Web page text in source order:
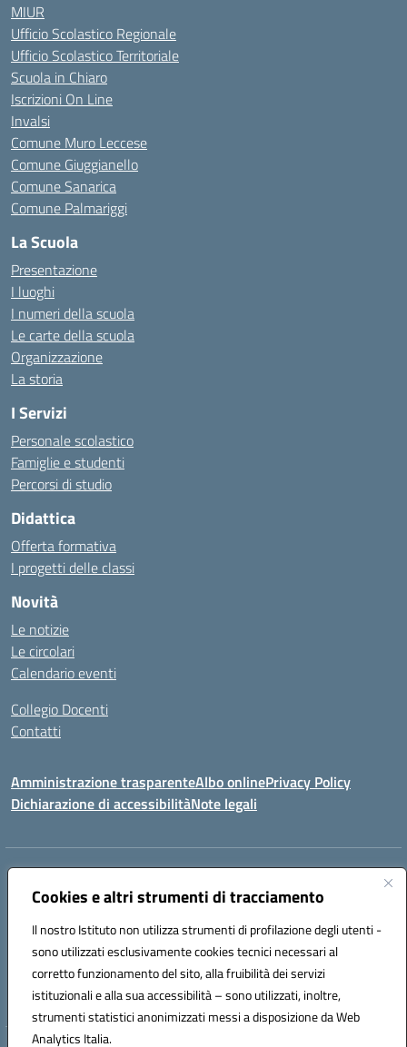
Cookies e altri strumenti di tracciamento
Il nostro Istituto non utilizza strumenti di profilazione degli utenti -
sono utilizzati esclusivamente cookies tecnici necessari al
corretto funzionamento del sito, alla fruibilità dei servizi
istituzionali e alla sua accessibilità – sono utilizzati, inoltre,
strumenti statistici anonimizzati messi a disposizione da Web
Analytics Italia.
MIUR
Ufficio Scolastico Regionale
Ufficio Scolastico Territoriale
Scuola in Chiaro
Iscrizioni On Line
Invalsi
Comune Muro Leccese
Comune Giuggianello
Comune Sanarica
Comune Palmariggi
La Scuola
Presentazione
I luoghi
I numeri della scuola
Le carte della scuola
Organizzazione
La storia
I Servizi
Personale scolastico
Famiglie e studenti
Percorsi di studio
Didattica
Offerta formativa
I progetti delle classi
Novità
Le notizie
Le circolari
Calendario eventi
Collegio Docenti
Contatti
Amministrazione trasparenteAlbo onlinePrivacy Policy
Dichiarazione di accessibilitàNote legali
Indirizzo:
Centralino:+39 0836.341064 Email:leic81300l@istruzione.it
Codice fiscale: 92012610751
Codice meccanografico:
LEIC81300L
Codice unico di fatturazione (CUF): UF1W44